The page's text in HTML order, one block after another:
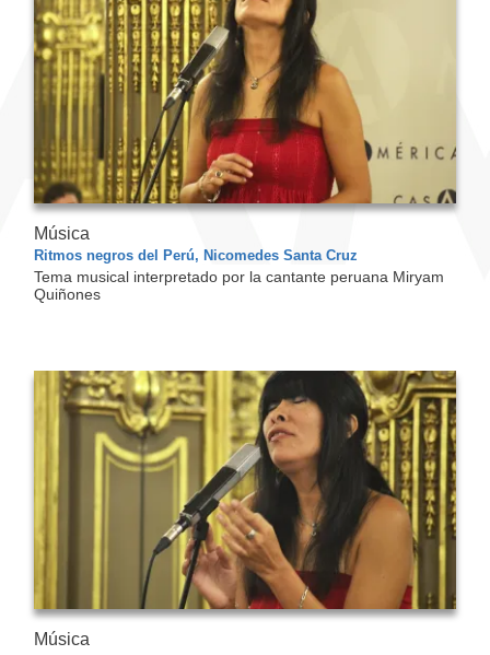
Música
Ritmos negros del Perú, Nicomedes Santa Cruz
Tema musical interpretado por la cantante peruana Miryam
Quiñones
Música